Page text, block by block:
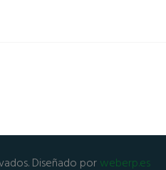
Diseñado porweberp.es